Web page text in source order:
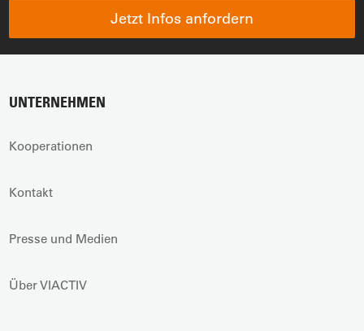
Jetzt Infos anfordern
UNTERNEHMEN
Kooperationen
Kontakt
Presse und Medien
Über VIACTIV